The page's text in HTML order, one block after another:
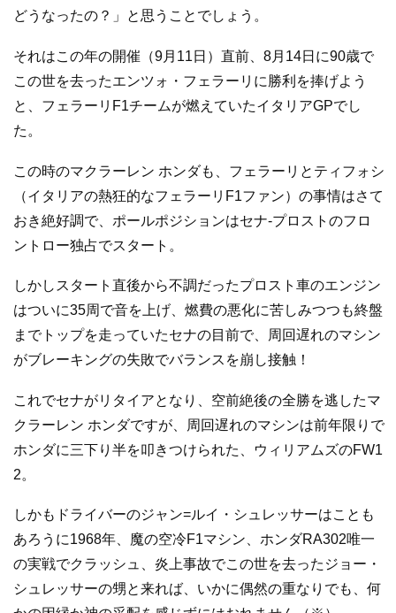
どうなったの？」と思うことでしょう。
それはこの年の開催（9月11日）直前、8月14日に90歳で
この世を去ったエンツォ・フェラーリに勝利を捧げよう
と、フェラーリF1チームが燃えていたイタリアGPでし
た。
この時のマクラーレン ホンダも、フェラーリとティフォシ
（イタリアの熱狂的なフェラーリF1ファン）の事情はさて
おき絶好調で、ポールポジションはセナ-プロストのフロ
ントロー独占でスタート。
しかしスタート直後から不調だったプロスト車のエンジン
はついに35周で音を上げ、燃費の悪化に苦しみつつも終盤
までトップを走っていたセナの目前で、周回遅れのマシン
がブレーキングの失敗でバランスを崩し接触！
これでセナがリタイアとなり、空前絶後の全勝を逃したマ
クラーレン ホンダですが、周回遅れのマシンは前年限りで
ホンダに三下り半を叩きつけられた、ウィリアムズのFW1
2。
しかもドライバーのジャン=ルイ・シュレッサーはことも
あろうに1968年、魔の空冷F1マシン、ホンダRA302唯一
の実戦でクラッシュ、炎上事故でこの世を去ったジョー・
シュレッサーの甥と来れば、いかに偶然の重なりでも、何